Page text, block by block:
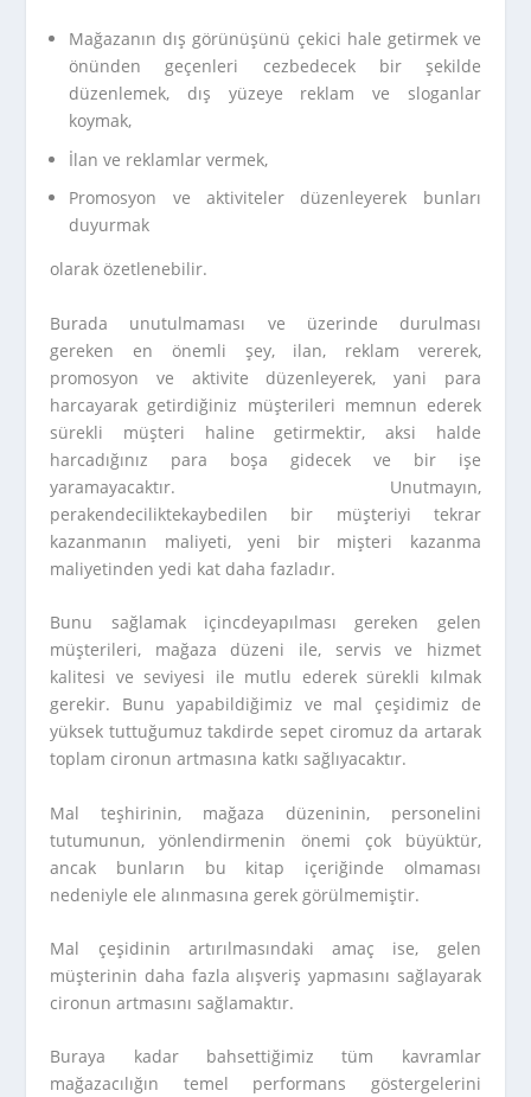
Mağazanın dış görünüşünü çekici hale getirmek ve
önünden geçenleri cezbedecek bir şekilde
düzenlemek, dış yüzeye reklam ve sloganlar
koymak,
İlan ve reklamlar vermek,
Promosyon ve aktiviteler düzenleyerek bunları
duyurmak
olarak özetlenebilir.
Burada unutulmaması ve üzerinde durulması
gereken en önemli şey, ilan, reklam vererek,
promosyon ve aktivite düzenleyerek, yani para
harcayarak getirdiğiniz müşterileri memnun ederek
sürekli müşteri haline getirmektir, aksi halde
harcadığınız para boşa gidecek ve bir işe
yaramayacaktır. Unutmayın,
perakendeciliktekaybedilen bir müşteriyi tekrar
kazanmanın maliyeti, yeni bir mişteri kazanma
maliyetinden yedi kat daha fazladır.
Bunu sağlamak içincdeyapılması gereken gelen
müşterileri, mağaza düzeni ile, servis ve hizmet
kalitesi ve seviyesi ile mutlu ederek sürekli kılmak
gerekir. Bunu yapabildiğimiz ve mal çeşidimiz de
yüksek tuttuğumuz takdirde sepet ciromuz da artarak
toplam cironun artmasına katkı sağlıyacaktır.
Mal teşhirinin, mağaza düzeninin, personelini
tutumunun, yönlendirmenin önemi çok büyüktür,
ancak bunların bu kitap içeriğinde olmaması
nedeniyle ele alınmasına gerek görülmemiştir.
Mal çeşidinin artırılmasındaki amaç ise, gelen
müşterinin daha fazla alışveriş yapmasını sağlayarak
cironun artmasını sağlamaktır.
Buraya kadar bahsettiğimiz tüm kavramlar
mağazacılığın temel performans göstergelerini